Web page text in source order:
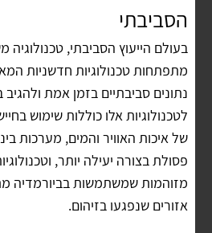
הסביבתי
בעולם הייעוץ הסביבתי, טכנולוגיה
מתפתחות טכנולוגיות חדשניות
נתונים סביבתיים בזמן אמת ולהגיב
לטכנולוגיות אלו כוללות שימוש
של איכות האוויר והמים, מערכות
פסולת בצורה יעילה יותר, וטכנולוגיות
מזוהמות שמשתמשות בביורמדיה
אזורים שנפגעו בזיהום.